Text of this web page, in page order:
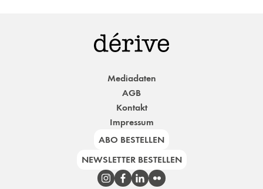
Mediadaten
AGB
Kontakt
Impressum
ABO BESTELLEN
NEWSLETTER BESTELLEN